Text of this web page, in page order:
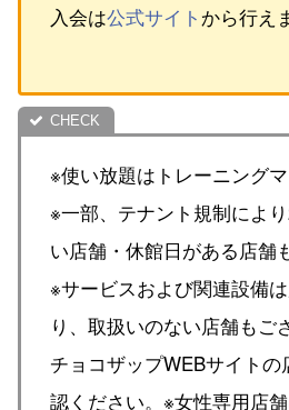
入会は公式サイト から行え
※使い放題はトレーニングマ
※一部、テナント規制によ
い店舗・休館日がある店舗
※サービスおよび関連設備
り、取扱いのない店舗もご
チョコザップWEBサイト
認ください。※女性専用店